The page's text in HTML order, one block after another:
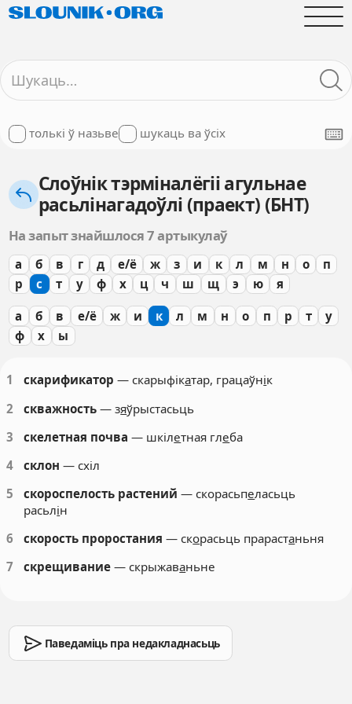
толькі ў назьве шукаць ва ўсіх
Слоўнік тэрміналёгіі агульнае
расьлінагадоўлі (праект) (БНТ)
На запыт знайшлося 7 артыкулаў
а б в г д е/ё ж з и к л м н о
п
р
с т у ф х ц ч ш щ э ю я
а б в е/ё ж и к л м н о п р т
у
ф
х ы
1 скарификатор — скарыфікатар, грацаўнік
2
скважность — зяўрыстасьць
3
скелетная почва — шкілетная глеба
4
склон — схіл
5
скороспелость растений — скорасьпеласьць
расьлін
6
скорость проростания — скорасьць прарастаньня
7
скрещивание — скрыжаваньне
Паведаміць пра недакладнасьць